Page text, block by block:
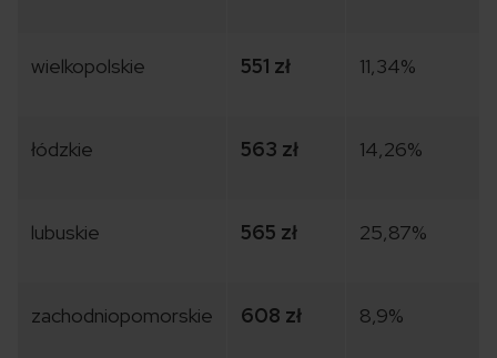
wielkopolskie 551 zł 11,34%
łódzkie 563 zł 14,26%
lubuskie 565 zł 25,87%
zachodniopomorskie 608 zł 8,9%